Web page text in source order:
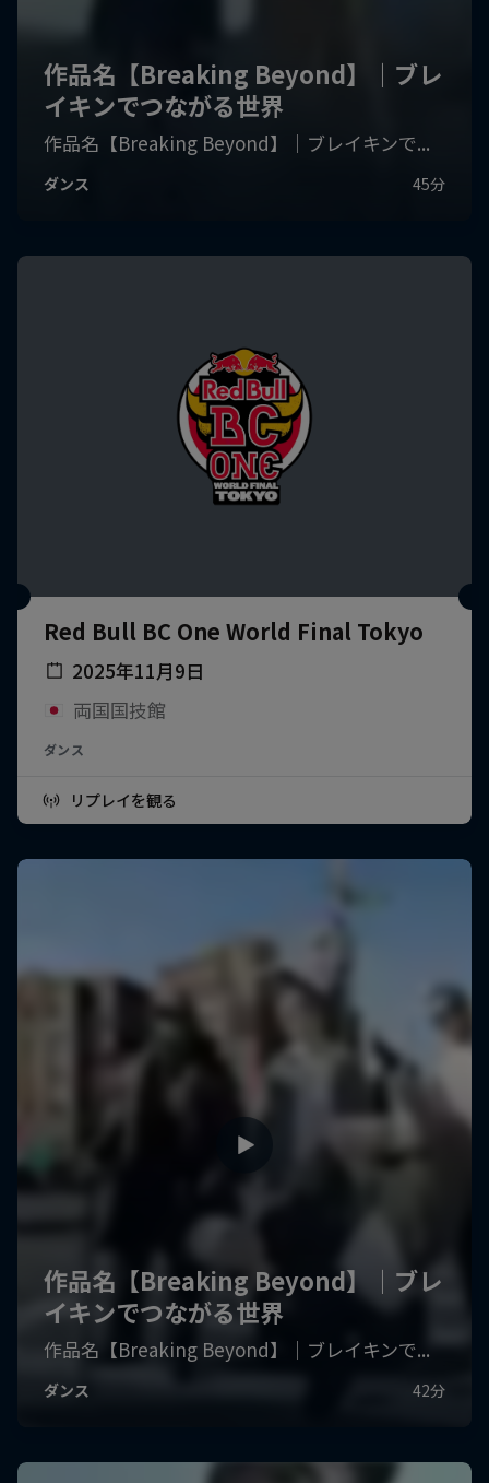
Red Bull BC One World Final Tokyo
2025年11月9日
両国国技館
ダンス
リプレイを観る